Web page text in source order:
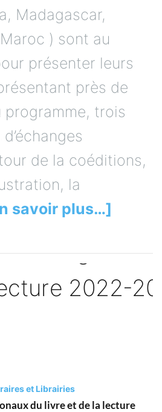
Madagascar,
) sont au
présenter leurs
près de
programme, trois
de la coéditions,
la
savoir plus…]
et Librairies
du livre et de la lecture